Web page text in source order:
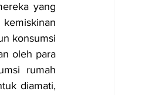
yang
konsumsi
oleh para
rumah
diamati,